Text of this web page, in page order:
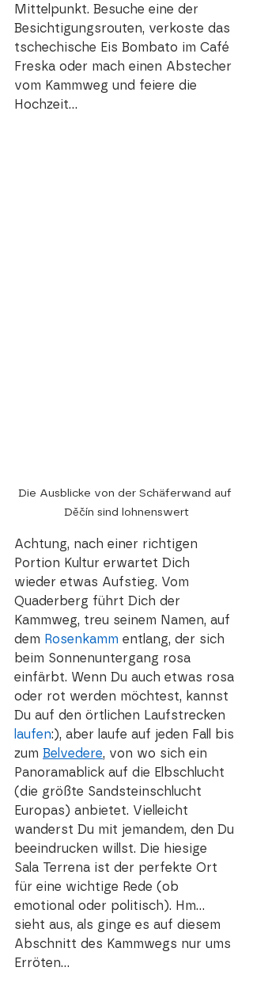
Mittelpunkt. Besuche eine der
Besichtigungsrouten, verkoste das
tschechische Eis Bombato im Café
Freska oder mach einen Abstecher
vom Kammweg und feiere die
Hochzeit...
Die Ausblicke von der Schäferwand auf
Děčín sind lohnenswert
Achtung, nach einer richtigen
Portion Kultur erwartet Dich
wieder etwas Aufstieg. Vom
Quaderberg führt Dich der
Kammweg, treu seinem Namen, auf
dem Rosenkamm entlang, der sich
beim Sonnenuntergang rosa
einfärbt. Wenn Du auch etwas rosa
oder rot werden möchtest, kannst
Du auf den örtlichen Laufstrecken
laufen:), aber laufe auf jeden Fall bis
zum Belvedere, von wo sich ein
Panoramablick auf die Elbschlucht
(die größte Sandsteinschlucht
Europas) anbietet. Vielleicht
wanderst Du mit jemandem, den Du
beeindrucken willst. Die hiesige
Sala Terrena ist der perfekte Ort
für eine wichtige Rede (ob
emotional oder politisch). Hm...
sieht aus, als ginge es auf diesem
Abschnitt des Kammwegs nur ums
Erröten...